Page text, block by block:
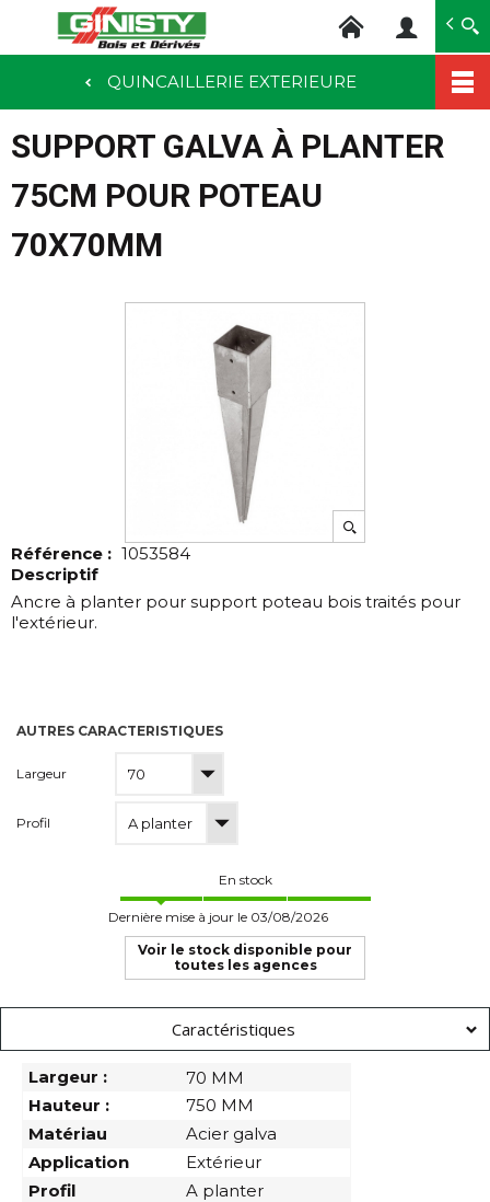
au
contenu
QUINCAILLERIE EXTERIEURE
SUPPORT GALVA À PLANTER
75CM POUR POTEAU
70X70MM
Référence : 1053584
Descriptif
Ancre à planter pour support poteau bois traités pour
l'extérieur.
AUTRES CARACTERISTIQUES
Largeur
Profil
En stock
Dernière mise à jour le 03/08/2026
Voir le stock disponible pour
toutes les agences
Caractéristiques
Largeur :
70 MM
Hauteur :
750 MM
Matériau
Acier galva
Application
Extérieur
Profil
A planter